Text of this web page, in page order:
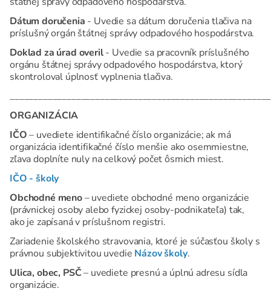
Dátum doručenia - Uvedie sa dátum doručenia tlačiva na
príslušný orgán štátnej správy odpadového hospodárstva.
Doklad za úrad overil- Uvedie sa pracovník príslušného
orgánu štátnej správy odpadového hospodárstva, ktorý
skontroloval úplnosť vyplnenia tlačiva.
ORGANIZÁCIA
IČO– uvediete identifikačné číslo organizácie; ak má
organizácia identifikačné číslo menšie ako osemmiestne,
zľava doplníte nuly na celkový počet ôsmich miest.
IČO - školy
Obchodné meno– uvediete obchodné meno organizácie
(právnickej osoby alebo fyzickej osoby-podnikateľa) tak,
ako je zapísaná v príslušnom registri.
Zariadenie školského stravovania, ktoré je súčasťou školy s
právnou subjektivitou uvedie Názov školy.
Ulica, obec, PSČ– uvediete presnú a úplnú adresu sídla
organizácie.